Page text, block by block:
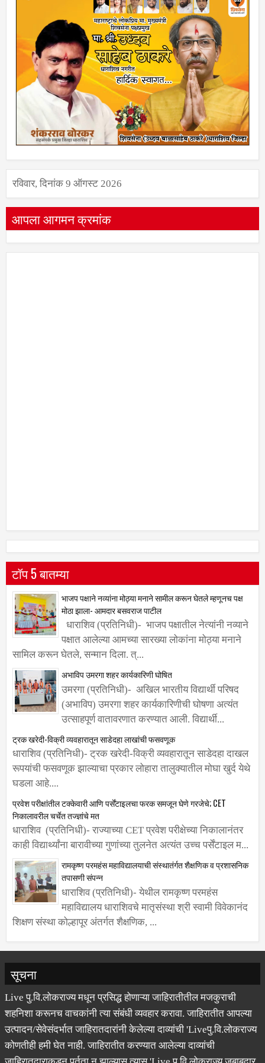
रविवार, दिनांक 9 ऑगस्ट 2026
आपला आगमन क्रमांक
टॉप 5 बातम्या
भाजप पक्षाने नव्यांना मोठ्या मनाने सामील करून घेतले म्हणूनच पक्ष
मोठा झाला- आमदार बसवराज पाटील
धाराशिव (प्रतिनिधी)- भाजप पक्षातील नेत्यांनी नव्याने
पक्षात आलेल्या आमच्या सारख्या लोकांना मोठ्या मनाने
सामिल करून घेतले, सन्मान दिला. त्...
अभाविप उमरगा शहर कार्यकारिणी घोषित
उमरगा (प्रतिनिधी)- अखिल भारतीय विद्यार्थी परिषद
(अभाविप) उमरगा शहर कार्यकारिणीची घोषणा अत्यंत
उत्साहपूर्ण वातावरणात करण्यात आली. विद्यार्थी...
ट्रक खरेदी-विक्री व्यवहारातून साडेदहा लाखांची फसवणूक
धाराशिव (प्रतिनिधी)- ट्रक खरेदी-विक्री व्यवहारातून साडेदहा दाखल
घडला आहे....
प्रवेश परीक्षांतील टक्केवारी आणि पर्सेंटाइलचा फरक समजून घेणे गरजेचे; CET
निकालावरील चर्चेत तज्ज्ञांचे मत
धाराशिव (प्रतिनिधी)- राज्याच्या CET प्रवेश परीक्षेच्या निकालानंतर
काही विद्यार्थ्यांना बारावीच्या गुणांच्या तुलनेत अत्यंत उच्च पर्सेंटाइल म...
रामकृष्ण परमहंस महाविद्यालयाची संस्थातंर्गत शैक्षणिक व प्रशासनिक
तपासणी संपन्न
धाराशिव (प्रतिनिधी)- येथील रामकृष्ण परमहंस
महाविद्यालय धाराशिवचे मातृसंस्था श्री स्वामी विवेकानंद
शिक्षण संस्था कोल्हापूर अंतर्गत शैक्षणिक, ...
सूचना
Live पु.वि.लोकराज्य मधून प्रसिद्ध होणाऱ्या जाहिरातीतील मजकुराची
शहनिशा करूनच वाचकांनी त्या संबंधी व्यवहार करावा. जाहिरातीत आपल्या
उत्पादन/सेवेसंदर्भात जाहिरातदारांनी केलेल्या दाव्यांची 'Liveपु.वि.लोकराज्य